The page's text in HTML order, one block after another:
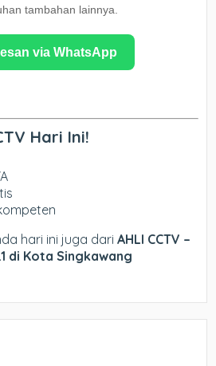
tambahan lainnya.
via WhatsApp
Hari Ini!
hari ini juga dariAHLI CCTV –
di Kota Singkawang